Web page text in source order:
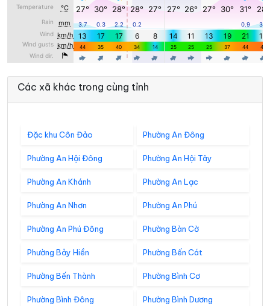
Các xã khác trong cùng tỉnh
Đặc khu Côn Đảo Phường An Đông
Phường An Hội Đông Phường An Hội Tây
Phường An Khánh Phường An Lạc
Phường An Nhơn Phường An Phú
Phường An Phú Đông Phường Bàn Cờ
Phường Bảy Hiền Phường Bến Cát
Phường Bến Thành Phường Bình Cơ
Phường Bình Đông Phường Bình Dương